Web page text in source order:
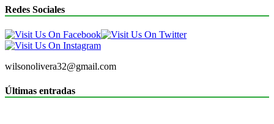
Redes Sociales
wilsonolivera32@gmail.com
Últimas entradas